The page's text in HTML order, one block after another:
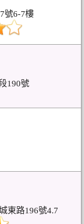
號6-7樓
190號
東路196號4.7